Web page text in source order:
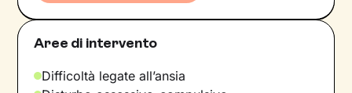
Aree di intervento
Difficoltà legate all’ansia